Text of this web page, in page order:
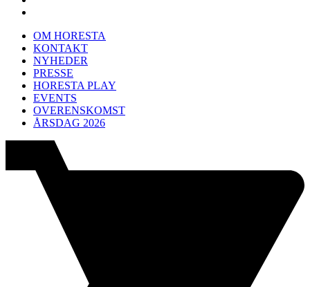
OM HORESTA
KONTAKT
NYHEDER
PRESSE
HORESTA PLAY
EVENTS
OVERENSKOMST
ÅRSDAG 2026